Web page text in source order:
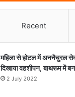
Recent
महिला से होटल में अननैचुरल
दिखाया वहशीपन, बाथरूम में
2 July 2022